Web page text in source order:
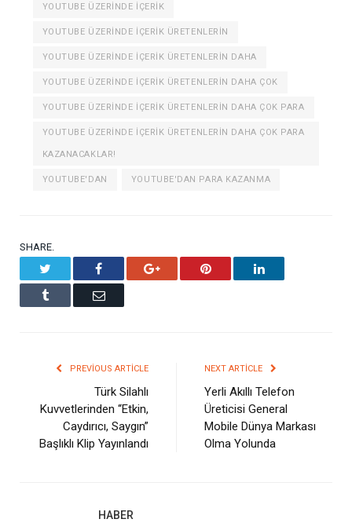
YOUTUBE ÜZERINDE IÇERIK
YOUTUBE ÜZERINDE IÇERIK ÜRETENLERIN
YOUTUBE ÜZERINDE IÇERIK ÜRETENLERIN DAHA
YOUTUBE ÜZERINDE IÇERIK ÜRETENLERIN DAHA ÇOK
YOUTUBE ÜZERINDE IÇERIK ÜRETENLERIN DAHA ÇOK PARA
YOUTUBE ÜZERINDE IÇERIK ÜRETENLERIN DAHA ÇOK PARA
KAZANACAKLAR!
YOUTUBE'DAN YOUTUBE'DAN PARA KAZANMA
SHARE.
Facebook Google+ Pinterest LinkedIn
Tumblr Email
PREVIOUS ARTICLE
Türk Silahlı
Kuvvetlerinden “Etkin,
Caydırıcı, Saygın”
Başlıklı Klip Yayınlandı
NEXT ARTICLE
Yerli Akıllı Telefon
Üreticisi General
Mobile Dünya Markası
Olma Yolunda
HABER